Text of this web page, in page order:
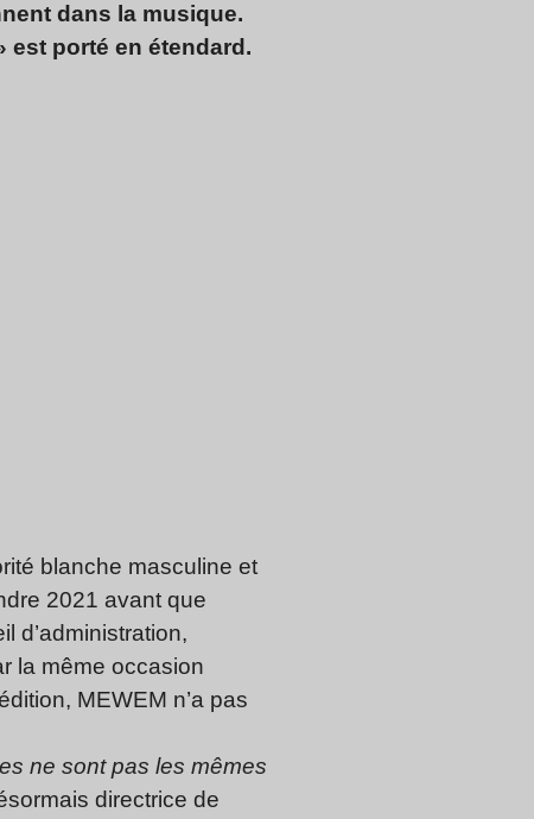
dans la musique.
est porté en étendard.
blanche masculine et
2021 avant que
d’administration,
la même occasion
MEWEM n’a pas
ne sont pas les mêmes
directrice de